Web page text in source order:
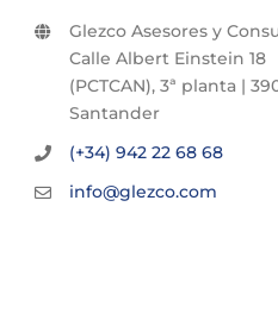
Glezco Asesores y
Calle Albert Einstein 18
(PCTCAN), 3ª planta |
Santander
(+34) 942 22 68 68
info@glezco.com